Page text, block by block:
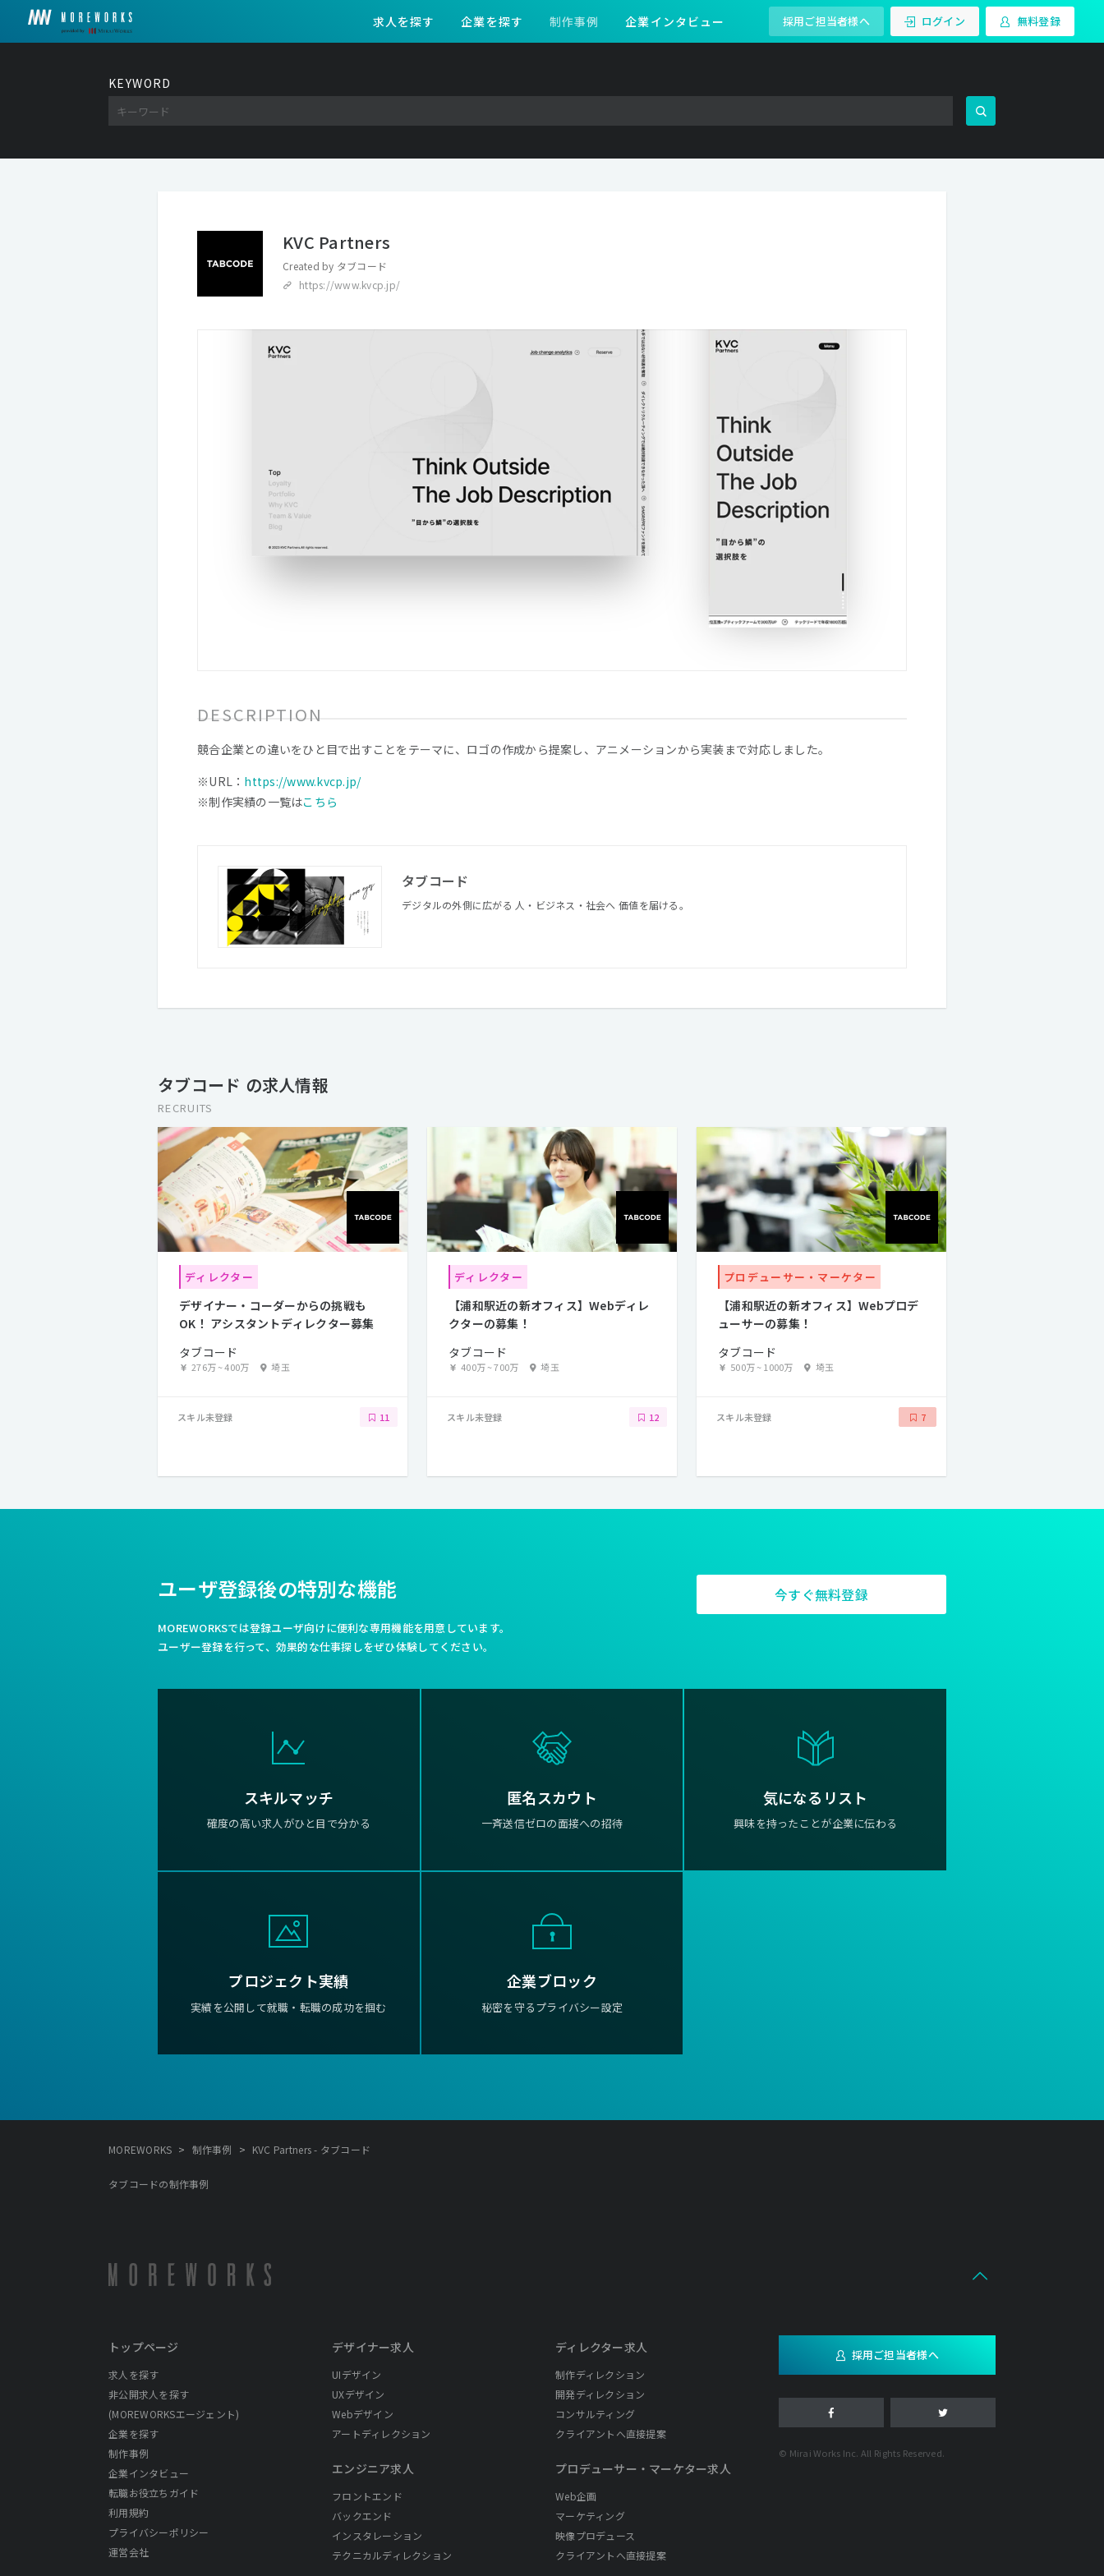
求人を探す 企業を探す 制作事例 企業インタビュー 採用ご担当者様へ ログイン 無料登録
KEYWORD
KVC Partners
Created by タブコード
https://www.kvcp.jp/
DESCRIPTION
競合企業との違いをひと目で出すことをテーマに、ロゴの作成から提案し、アニメーションから実装まで対応しました。
※URL： https://www.kvcp.jp/
※制作実績の一覧はこちら
タブコード
デジタルの外側に広がる 人・ビジネス・社会へ 価値を届ける。
タブコード の求人情報
RECRUITS
ディレクター
デザイナー・コーダーからの挑戦も
OK！ アシスタントディレクター募集
タブコード
276万~400万 埼玉
スキル未登録 11
ディレクター
【浦和駅近の新オフィス】Webディレ
クターの募集！
タブコード
400万~700万 埼玉
スキル未登録 12
プロデューサー・マーケター
【浦和駅近の新オフィス】Webプロデ
ューサーの募集！
タブコード
500万~1000万 埼玉
スキル未登録 7
ユーザ登録後の特別な機能
MOREWORKSでは登録ユーザ向けに便利な専用機能を用意しています。
ユーザー登録を行って、効果的な仕事探しをぜひ体験してください。
今すぐ無料登録
スキルマッチ
確度の高い求人がひと目で分かる
匿名スカウト
一斉送信ゼロの面接への招待
気になるリスト
興味を持ったことが企業に伝わる
プロジェクト実績
実績を公開して就職・転職の成功を掴む
企業ブロック
秘密を守るプライバシー設定
MOREWORKS > 制作事例 > KVC Partners - タブコード
タブコードの制作事例
トップページ
求人を探す
非公開求人を探す
(MOREWORKSエージェント)
企業を探す
制作事例
企業インタビュー
転職お役立ちガイド
利用規約
プライバシーポリシー
運営会社
デザイナー求人
UIデザイン
UXデザイン
Webデザイン
アートディレクション
エンジニア求人
フロントエンド
バックエンド
インスタレーション
テクニカルディレクション
ディレクター求人
制作ディレクション
開発ディレクション
コンサルティング
クライアントへ直接提案
プロデューサー・ マーケター求人
Web企画
マーケティング
映像プロデュース
クライアントへ直接提案
採用ご担当者様へ
© Mirai Works Inc. All Rights Reserved.